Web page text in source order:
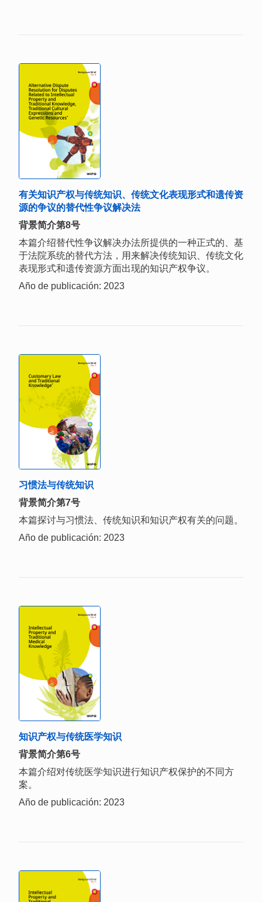
有关知识产权与传统知识、传统文化表现形式和遗传资
源的争议的替代性争议解决法
背景简介第8号
本篇介绍替代性争议解决办法所提供的一种正式的、基
于法院系统的替代方法，用来解决传统知识、传统文化
表现形式和遗传资源方面出现的知识产权争议。
Año de publicación: 2023
习惯法与传统知识
背景简介第7号
本篇探讨与习惯法、传统知识和知识产权有关的问题。
Año de publicación: 2023
知识产权与传统医学知识
背景简介第6号
本篇介绍对传统医学知识进行知识产权保护的不同方
案。
Año de publicación: 2023